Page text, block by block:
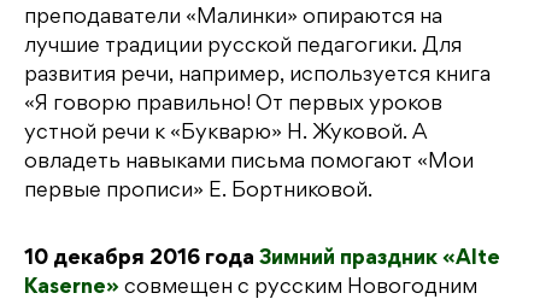
преподаватели «Малинки» опираются на
лучшие традиции русской педагогики. Для
развития речи, например, используется книга
«Я говорю правильно! От первых уроков
устной речи к «Букварю» Н. Жуковой. А
овладеть навыками письма помогают «Мои
первые прописи» Е. Бортниковой.
10 декабря 2016 года Зимний праздник «Alte
Kaserne» совмещен с русским Новогодним